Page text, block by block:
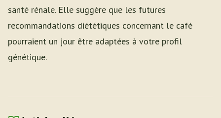
santé rénale. Elle suggère que les futures
recommandations diététiques concernant le café
pourraient un jour être adaptées à votre profil
génétique.